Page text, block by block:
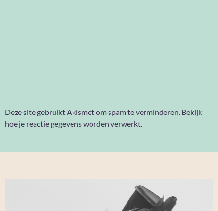
Deze site gebruikt Akismet om spam te verminderen. Bekijk
hoe je reactie gegevens worden verwerkt